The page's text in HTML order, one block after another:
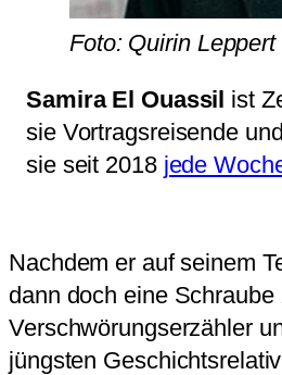
Foto: Quirin Leppert
Samira El Ouassil ist
sie Vortragsreisende
sie seit 2018 jede
Nachdem er auf seinem
dann doch eine
Verschwörungserzähler
jüngsten